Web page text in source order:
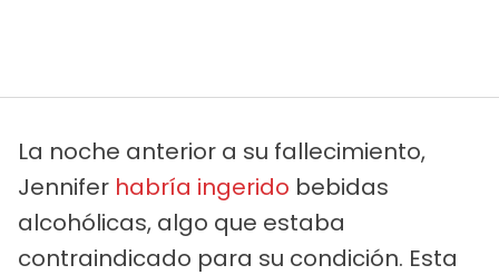
La noche anterior a su fallecimiento,
Jennifer habría ingerido bebidas
alcohólicas, algo que estaba
contraindicado para su condición. Esta